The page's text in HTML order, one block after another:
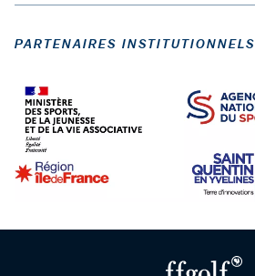
PARTENAIRES INSTITUTIONNELS